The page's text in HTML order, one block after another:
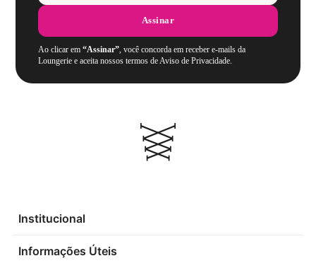
Assinar
Ao clicar em“Assinar”, você concorda em receber e-mails da
Loungerie e aceita nossos termos de Aviso de Privacidade.
Institucional
Informações Úteis